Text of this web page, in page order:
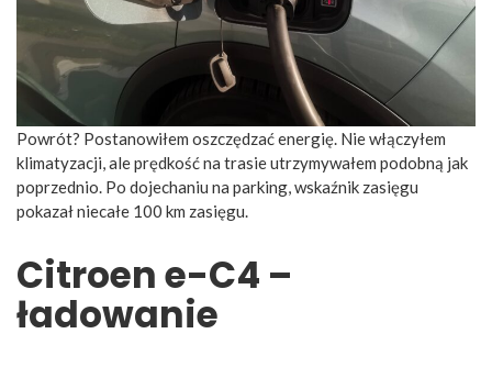
Powrót? Postanowiłem oszczędzać energię. Nie włączyłem
klimatyzacji, ale prędkość na trasie utrzymywałem podobną jak
poprzednio. Po dojechaniu na parking, wskaźnik zasięgu
pokazał niecałe 100 km zasięgu.
Citroen e-C4 –
ładowanie